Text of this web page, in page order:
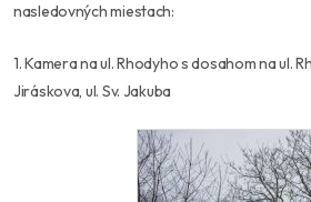
nasledovných miestach:
1. Kamera na ul. Rhodyho s dosahom na ul.
Jiráskova, ul. Sv. Jakuba